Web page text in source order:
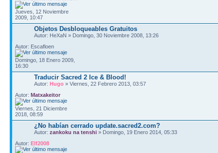
Jueves, 12 Noviembre
2009, 10:47
Objetos Desbloqueables Gratuitos
Autor: HeXaN » Domingo, 30 Noviembre 2008, 13:26
Autor: Escafloen
Domingo, 18 Enero 2009,
16:30
Traducir Sacred 2 Ice & Blood!
Autor: Hugo » Viernes, 22 Febrero 2013, 03:57
Autor: Matxakeitor
Viernes, 21 Diciembre
2018, 08:59
¿No habían cerrado update.sacred2.com?
Autor: zankoku na tenshi » Domingo, 19 Enero 2014, 05:33
Autor: Elf2008